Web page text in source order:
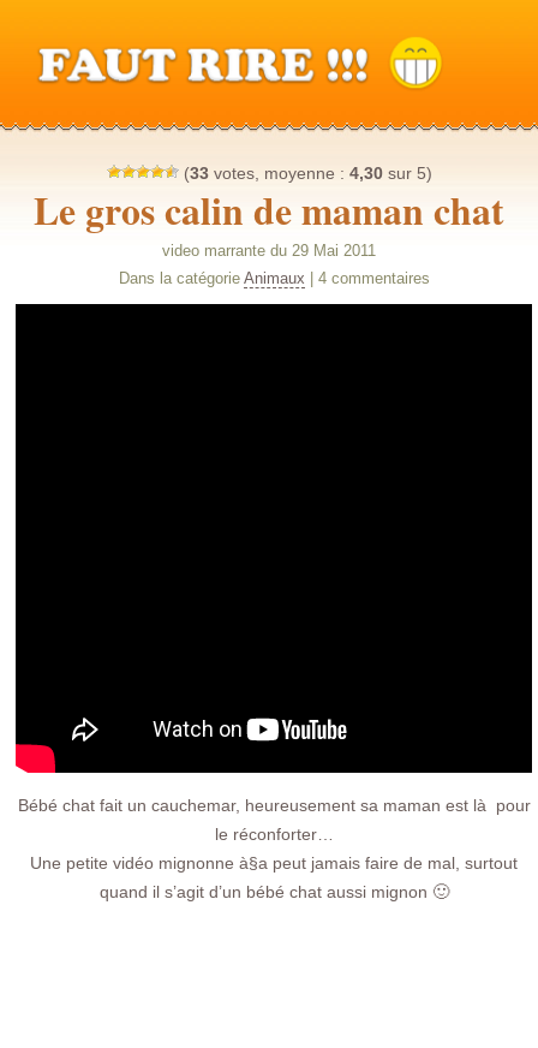
(33votes, moyenne : 4,30sur 5)
Le gros calin de maman chat
video marrante du 29 Mai 2011
Dans la catégorie Animaux | 4 commentaires
Bébé chat fait un cauchemar, heureusement sa maman est là pour
le réconforter…
Une petite vidéo mignonne à§a peut jamais faire de mal, surtout
quand il s’agit d’un bébé chat aussi mignon 🙂